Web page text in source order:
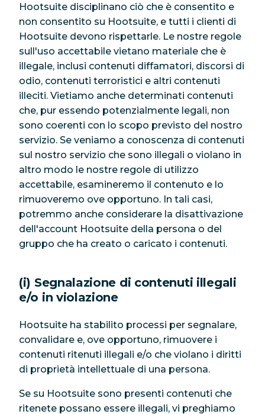
Hootsuite disciplinano ciò che è consentito e
non consentito su Hootsuite, e tutti i clienti di
Hootsuite devono rispettarle. Le nostre regole
sull'uso accettabile vietano materiale che è
illegale, inclusi contenuti diffamatori, discorsi di
odio, contenuti terroristici e altri contenuti
illeciti. Vietiamo anche determinati contenuti
che, pur essendo potenzialmente legali, non
sono coerenti con lo scopo previsto del nostro
servizio. Se veniamo a conoscenza di contenuti
sul nostro servizio che sono illegali o violano in
altro modo le nostre regole di utilizzo
accettabile, esamineremo il contenuto e lo
rimuoveremo ove opportuno. In tali casi,
potremmo anche considerare la disattivazione
dell'account Hootsuite della persona o del
gruppo che ha creato o caricato i contenuti.
(i) Segnalazione di contenuti illegali
e/o in violazione
Hootsuite ha stabilito processi per segnalare,
convalidare e, ove opportuno, rimuovere i
contenuti ritenuti illegali e/o che violano i diritti
di proprietà intellettuale di una persona.
Se su Hootsuite sono presenti contenuti che
ritenete possano essere illegali, vi preghiamo